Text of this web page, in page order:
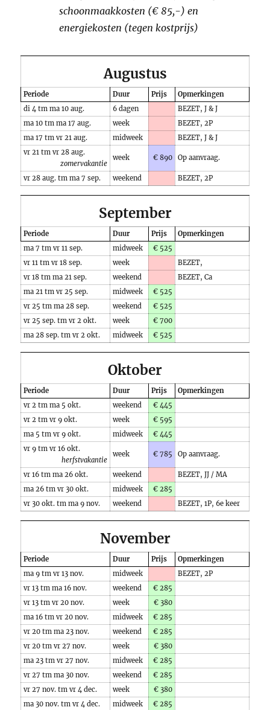
schoonmaakkosten (€ 85,-) en
energiekosten (tegen kostprijs)
Augustus
Periode Duur Prijs
Opmerkingen
di 4 tm ma 10 aug.
6 dagen
BEZET, J & J
ma 10 tm ma 17 aug.
week
BEZET, 2P
ma 17 tm vr 21 aug.
midweek
BEZET, J & J
vr 21 tm vr 28 aug.
zomervakantie
week € 890 Op aanvraag.
vr 28 aug. tm ma 7 sep. weekend BEZET, 2P
September
Periode Duur Prijs
Opmerkingen
ma 7 tm vr 11 sep.
midweek
€ 525
vr 11 tm vr 18 sep.
week
BEZET,
vr 18 tm ma 21 sep.
weekend
BEZET, Ca
ma 21 tm vr 25 sep.
midweek
€ 525
vr 25 tm ma 28 sep.
weekend
€ 525
vr 25 sep. tm vr 2 okt.
week
€ 700
ma 28 sep. tm vr 2 okt.
midweek € 525
Oktober
Periode Duur Prijs
Opmerkingen
vr 2 tm ma 5 okt.
weekend
€ 445
vr 2 tm vr 9 okt.
week
€ 595
ma 5 tm vr 9 okt.
midweek
€ 445
vr 9 tm vr 16 okt.
herfstvakantie
week € 785 Op aanvraag.
vr 16 tm ma 26 okt. weekend
BEZET, JJ / MA
ma 26 tm vr 30 okt.
midweek
€ 285
vr 30 okt. tm ma 9 nov.
weekend BEZET, 1P, 6e keer
November
Periode Duur Prijs
Opmerkingen
ma 9 tm vr 13 nov.
midweek
BEZET, 2P
vr 13 tm ma 16 nov.
weekend
€ 285
vr 13 tm vr 20 nov.
week
€ 380
ma 16 tm vr 20 nov.
midweek
€ 285
vr 20 tm ma 23 nov.
weekend
€ 285
vr 20 tm vr 27 nov.
week
€ 380
ma 23 tm vr 27 nov.
midweek
€ 285
vr 27 tm ma 30 nov.
weekend
€ 285
vr 27 nov. tm vr 4 dec.
week
€ 380
ma 30 nov. tm vr 4 dec.
midweek € 285